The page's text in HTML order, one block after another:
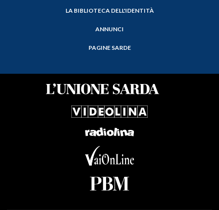
LA BIBLIOTECA DELL'IDENTITÀ
ANNUNCI
PAGINE SARDE